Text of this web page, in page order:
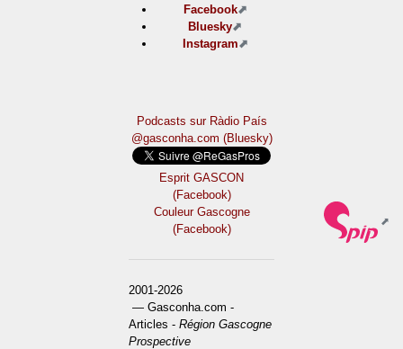
Facebook
Bluesky
Instagram
Podcasts sur Ràdio País
@gasconha.com (Bluesky)
Esprit GASCON
(Facebook)
Couleur Gascogne
(Facebook)
2001-2026
— Gasconha.com -
Articles -Région Gascogne
Prospective